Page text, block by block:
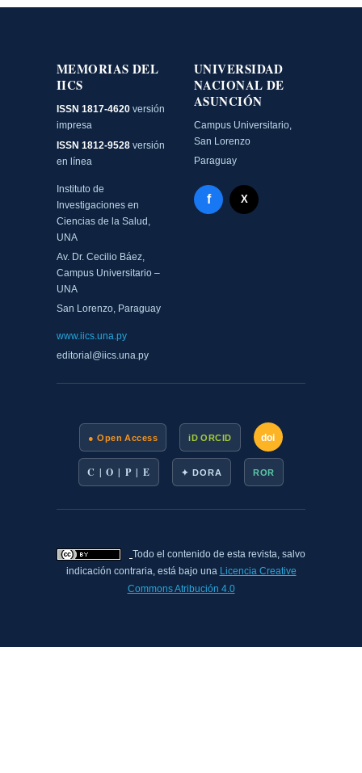
MEMORIAS DEL
IICS
ISSN 1817-4620 versión
impresa
ISSN 1812-9528 versión
en línea
Instituto de
Investigaciones en
Ciencias de la Salud,
UNA
Av. Dr. Cecilio Báez,
Campus Universitario –
UNA
San Lorenzo, Paraguay
www.iics.una.py
editorial@iics.una.py
UNIVERSIDAD
NACIONAL DE
ASUNCIÓN
Campus Universitario,
San Lorenzo
Paraguay
Facebook - Memorias del
f X Twitter - MIICS UNA
X
● Open Access iD ORCID doi
C | O | P | E ✦ DORA ROR
Todo el contenido de esta revista, salvo
indicación contraria, está bajo una Licencia Creative
Commons Atribución 4.0